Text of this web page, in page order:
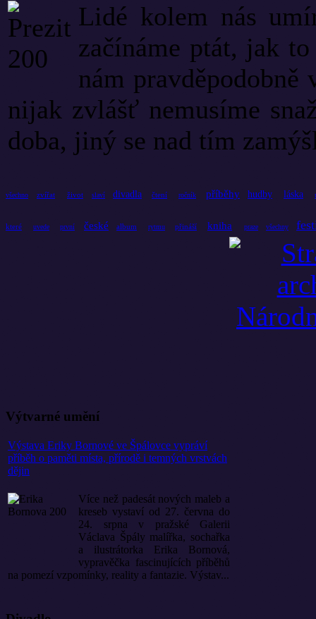
Lidé kolem nás
začínáme ptát, jak
nám pravděpodobně
nijak zvlášť nemusíme
doba, jiný se nad tím
všechno zvířat život slaví divadla čtení ročník příběhy hudby láska
které uvede první české album rytmu přináší kniha praze všechny
Výtvarné umění
Výstava Eriky Bornové ve Špálovce vypráví
příběh o paměti místa, přírodě i temných vrstvách
dějin
Více než padesát nových maleb a
kreseb vystaví od 27. června do
24. srpna v pražské Galerii
Václava Špály malířka, sochařka
a ilustrátorka Erika Bornová,
vypravěčka fascinujících příběhů
na pomezí vzpomínky, reality a fantazie. Výstav...